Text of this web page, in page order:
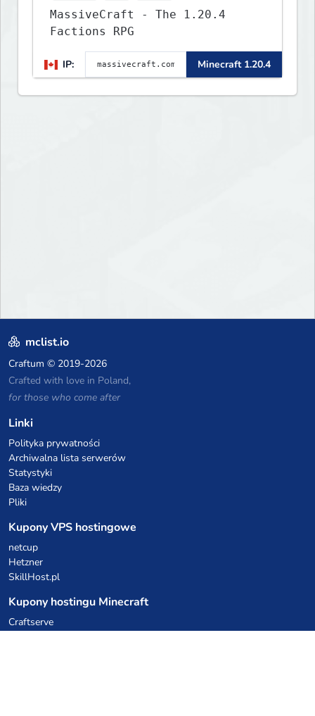
MassiveCraft - The 1.20.4
Factions RPG
IP: Minecraft 1.20.4
mclist.io
Craftum © 2019-2026
Crafted with love in Poland,
for those who come after
Linki
Polityka prywatności
Archiwalna lista serwerów
Statystyki
Baza wiedzy
Pliki
Kupony VPS hostingowe
netcup
Hetzner
SkillHost.pl
Kupony hostingu Minecraft
Craftserve